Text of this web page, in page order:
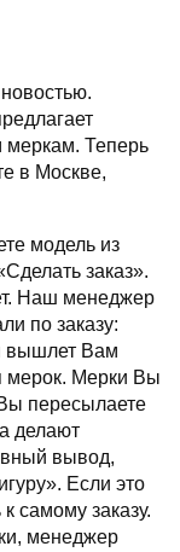
Теперь
в Москве,
модель из
заказ».
Наш менеджер
по заказу:
вышлет Вам
мерок. Мерки Вы
пересылаете
делают
вывод,
Если это
самому заказу.
менеджер